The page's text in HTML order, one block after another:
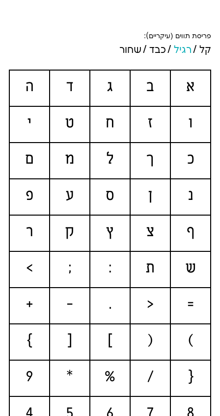
פריסת תווים (עיקריים):
קל רגיל כבד שחור
א ב ג ד
ה
ו
ז ח ט
י
כ
ך ל מ
ם
נ
ן ס ע
פ
ף
צ ץ ק
ר
ש
ת :
;
>
=
<
.
-
+
)
(
]
[
}
{
/
%
*
9